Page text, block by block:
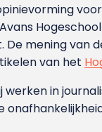
mening van
van het
in